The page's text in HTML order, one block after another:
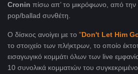
Cronin πίσω απ’ το μικρόφωνο, από την
pop/ballad συνθέτη.
Ο δίσκος ανοίγει με το "Don't Let Him
το στοιχείο των πλήκτρων, το οποίο
εισαγωγικό κομμάτι όλων των live
10 συνολικά κομματιών του